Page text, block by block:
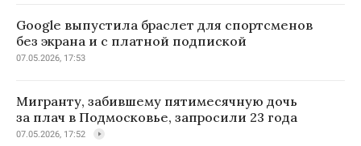
Google выпустила браслет для спортсменов
без экрана и с платной подпиской
07.05.2026, 17:53
Мигранту, забившему пятимесячную дочь
за плач в Подмосковье, запросили 23 года
07.05.2026, 17:52